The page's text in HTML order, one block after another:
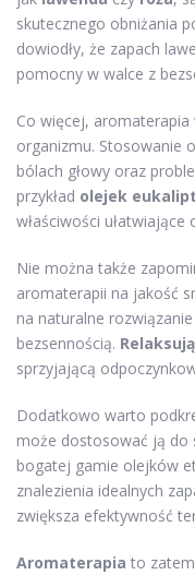
skutecznego obniżania
dowiodły, że zapach
pomocny w walce z
Co więcej,
organizmu. Stosowanie
bólach głowy oraz
przykład olejek
właściwości ułatwiające
Nie można także
aromaterapii na jakość
na naturalne
bezsennością.
sprzyjającą
Dodatkowo warto
może dostosować ją do
bogatej gamie olejków
znalezienia idealnych
zwiększa efektywność
Aromaterapia to